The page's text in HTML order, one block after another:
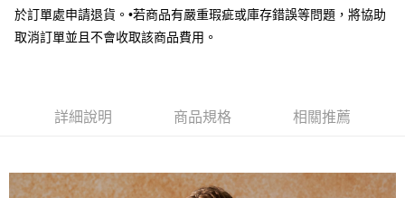
台新國際商業銀行
中國信託商業銀行
台灣樂天信用卡公司
元大商業銀行
永豐商業銀行
玉山商業銀行
Google Pay
【關於「AFTEE先享後付」】
１．簡單：不需註冊會員、不需綁卡、不需儲值。
２．便利：只要手機號碼，簡訊認證，即可結帳。
運送方式
於訂單處申請退貨。•若商品有嚴重瑕疵或庫存錯誤等問題，將協助
取消訂單並且不會收取該商品費用。
詳細說明 商品規格 相關推薦